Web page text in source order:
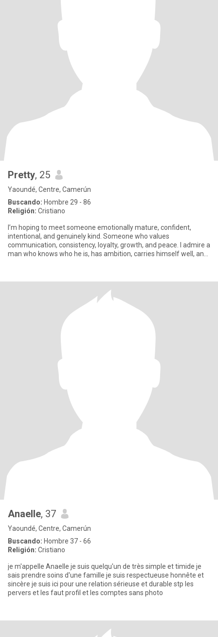
Pretty, 25
Yaoundé, Centre, Camerún
Buscando: Hombre 29 - 86
Religión: Cristiano
I’m hoping to meet someone emotionally mature, confident,
intentional, and genuinely kind. Someone who values
communication, consistency, loyalty, growth, and peace. I admire a
man who knows who he is, has ambition, carries himself well, and
Anaelle, 37
Yaoundé, Centre, Camerún
Buscando: Hombre 37 - 66
Religión: Cristiano
je m'appelle Anaelle je suis quelqu'un de très simple et timide je
sais prendre soins d'une famille je suis respectueuse honnête et
sincère je suis ici pour une relation sérieuse et durable stp les
pervers et les faut profil et les comptes sans photo